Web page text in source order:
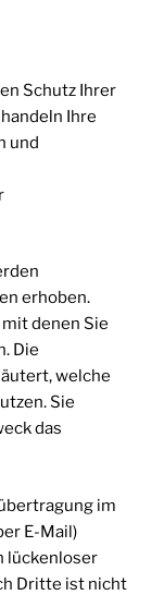
Schutz Ihrer
Ihre
und
erhoben.
denen Sie
Die
welche
Sie
das
im
E-Mail)
lückenloser
Dritte ist nicht